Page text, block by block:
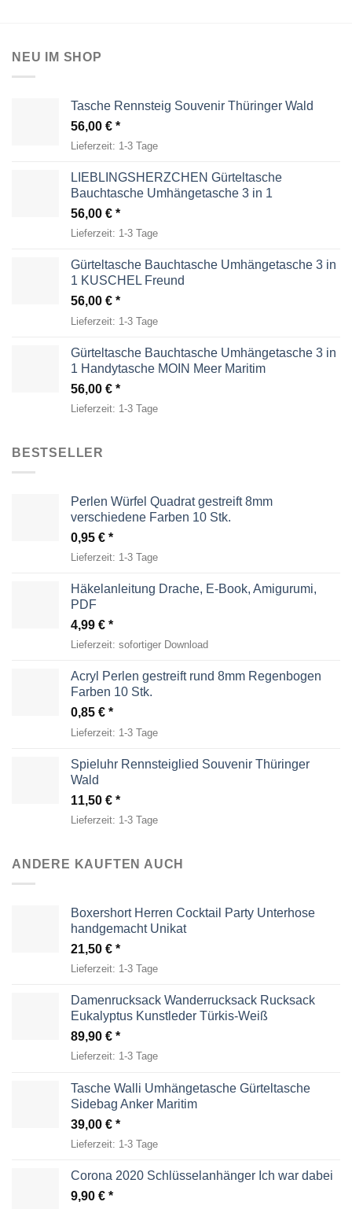
NEU IM SHOP
Tasche Rennsteig Souvenir Thüringer Wald
56,00 €
Lieferzeit: 1-3 Tage
LIEBLINGSHERZCHEN Gürteltasche
Bauchtasche Umhängetasche 3 in 1
56,00 €
Lieferzeit: 1-3 Tage
Gürteltasche Bauchtasche Umhängetasche 3 in
1 KUSCHEL Freund
56,00 €
Lieferzeit: 1-3 Tage
Gürteltasche Bauchtasche Umhängetasche 3 in
1 Handytasche MOIN Meer Maritim
56,00 €
Lieferzeit: 1-3 Tage
BESTSELLER
Perlen Würfel Quadrat gestreift 8mm
verschiedene Farben 10 Stk.
0,95 €
Lieferzeit: 1-3 Tage
Häkelanleitung Drache, E-Book, Amigurumi,
PDF
4,99 €
Lieferzeit: sofortiger Download
Acryl Perlen gestreift rund 8mm Regenbogen
Farben 10 Stk.
0,85 €
Lieferzeit: 1-3 Tage
Spieluhr Rennsteiglied Souvenir Thüringer
Wald
11,50 €
Lieferzeit: 1-3 Tage
ANDERE KAUFTEN AUCH
Boxershort Herren Cocktail Party Unterhose
handgemacht Unikat
21,50 €
Lieferzeit: 1-3 Tage
Damenrucksack Wanderrucksack Rucksack
Eukalyptus Kunstleder Türkis-Weiß
89,90 €
Lieferzeit: 1-3 Tage
Tasche Walli Umhängetasche Gürteltasche
Sidebag Anker Maritim
39,00 €
Lieferzeit: 1-3 Tage
Corona 2020 Schlüsselanhänger Ich war dabei
9,90 €